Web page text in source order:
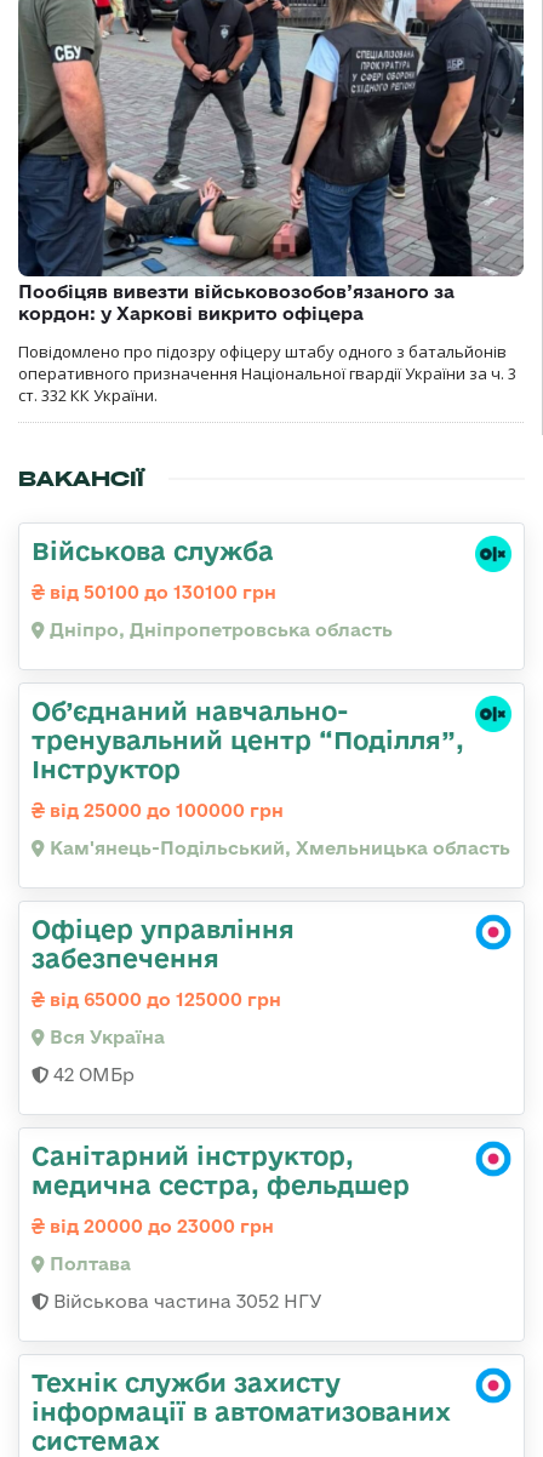
Пообіцяв вивезти військовозобов’язаного за
кордон: у Харкові викрито офіцера
Повідомлено про підозру офіцеру штабу одного з батальйонів
оперативного призначення Національної гвардії України за ч. 3
ст. 332 КК України.
ВАКАНСІЇ
Військова служба
від 50100 до 130100 грн
Дніпро, Дніпропетровська область
Об’єднаний навчально-
тренувальний центр “Поділля”,
Інструктор
від 25000 до 100000 грн
Кам'янець-Подільський, Хмельницька область
Офіцер управління
забезпечення
від 65000 до 125000 грн
Вся Україна
42 ОМБр
Санітарний інструктор,
медична сестра, фельдшер
від 20000 до 23000 грн
Полтава
Військова частина 3052 НГУ
Технік служби захисту
інформації в автоматизованих
системах